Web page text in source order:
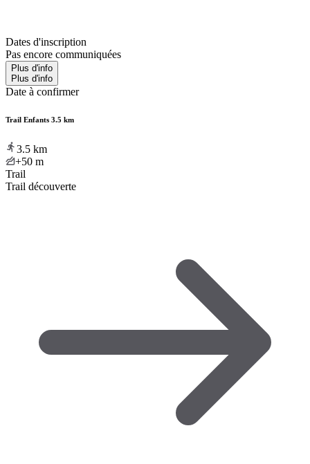
Dates d'inscription
Pas encore communiquées
Plus d'info
Plus d'info
Date à confirmer
Trail Enfants 3.5 km
3.5 km
+50 m
Trail
Trail découverte